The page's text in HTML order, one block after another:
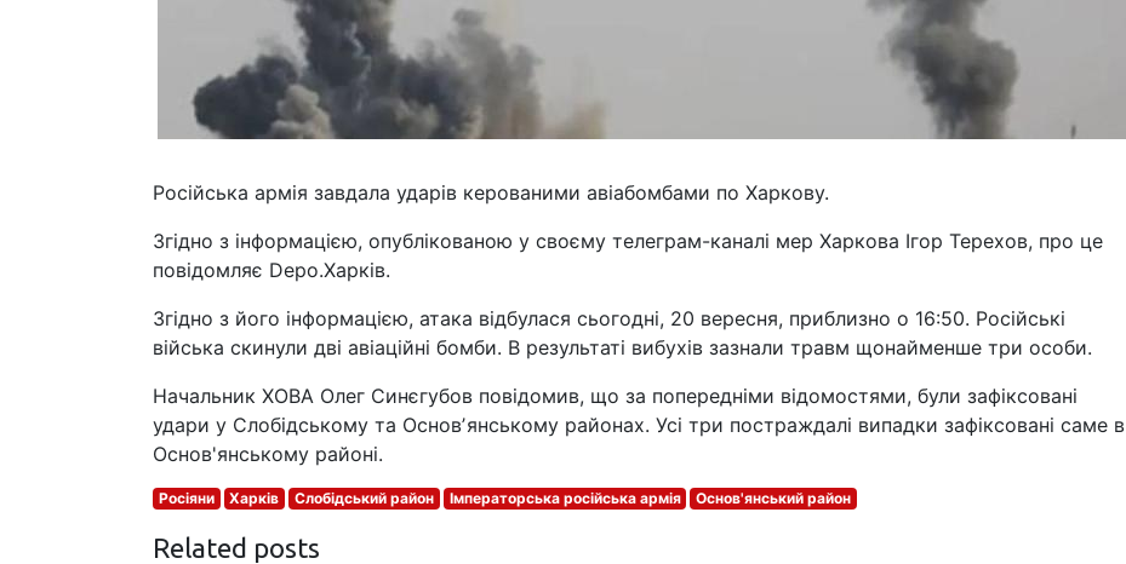
Російська армія завдала ударів керованими авіабомбами по Харкову.
Згідно з інформацією, опублікованою у своєму телеграм-каналі мер Харкова Ігор Терехов, про це
повідомляє Depo.Харків.
Згідно з його інформацією, атака відбулася сьогодні, 20 вересня, приблизно о 16:50. Російські
війська скинули дві авіаційні бомби. В результаті вибухів зазнали травм щонайменше три особи.
Начальник ХОВА Олег Синєгубов повідомив, що за попередніми відомостями, були зафіксовані
удари у Слобідському та Основʼянському районах. Усі три постраждалі випадки зафіксовані саме в
Основ'янському районі.
Росіяни Харків Слобідський район Імператорська російська армія Основ'янський район
Related posts